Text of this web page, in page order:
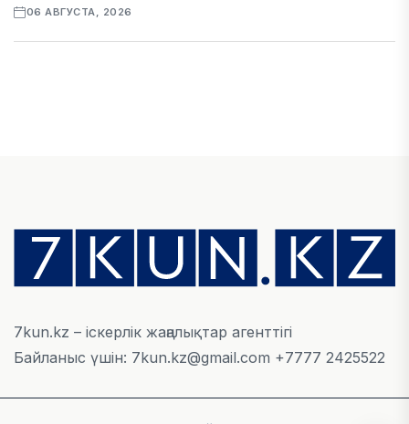
06 АВГУСТА, 2026
Алматы қалалық МКД мүлікті сатудан
алынатын салық туралы сұрақтарға жауап
берді
«Бәйтерек» холдингінің инвестициялық және
7kun.kz – іскерлік жаңалықтар агенттігі
Байланыс үшін: 7kun.kz@gmail.com +7777 2425522